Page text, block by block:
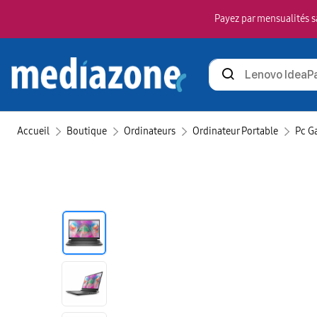
Payez par
Rechercher
des
Accueil Boutique Ordinateurs Ordinateur Portable Pc